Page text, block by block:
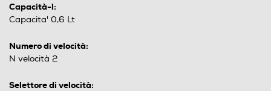
Capacità-l:
Capacita' 0,6 Lt
Numero di velocità:
N velocità 2
Selettore di velocità: